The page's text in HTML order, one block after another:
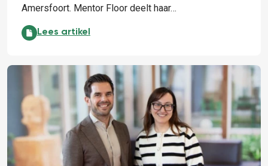
Amersfoort. Mentor Floor deelt haar…
Leren van én met elkaar:
Lees artikel